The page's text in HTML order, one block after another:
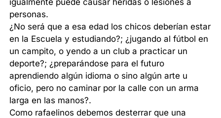
personas.
¿No será que a esa edad los chicos deberían estar
en la Escuela y estudiando?; ¿jugando al fútbol en
un campito, o yendo a un club a practicar un
deporte?; ¿preparándose para el futuro
aprendiendo algún idioma o sino algún arte u
oficio, pero no caminar por la calle con un arma
larga en las manos?.
Como rafaelinos debemos desterrar que una